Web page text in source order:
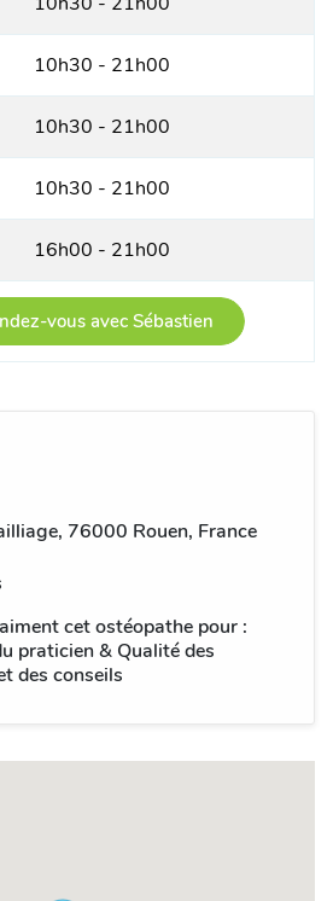
76000 Rouen, France
cet ostéopathe pour :
praticien & Qualité des
des conseils
10h30 - 21h00
10h30 - 21h00
10h30 - 21h00
16h00 - 21h00
vous avec Sébastien